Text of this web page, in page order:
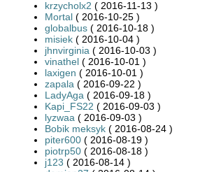
krzycholx2 ( 2016-11-13 )
Mortal ( 2016-10-25 )
globalbus ( 2016-10-18 )
misiek ( 2016-10-04 )
jhnvirginia ( 2016-10-03 )
vinathel ( 2016-10-01 )
laxigen ( 2016-10-01 )
zapala ( 2016-09-22 )
LadyAga ( 2016-09-18 )
Kapi_FS22 ( 2016-09-03 )
lyzwaa ( 2016-09-03 )
Bobik meksyk ( 2016-08-24 )
piter600 ( 2016-08-19 )
piotrp50 ( 2016-08-18 )
j123 ( 2016-08-14 )